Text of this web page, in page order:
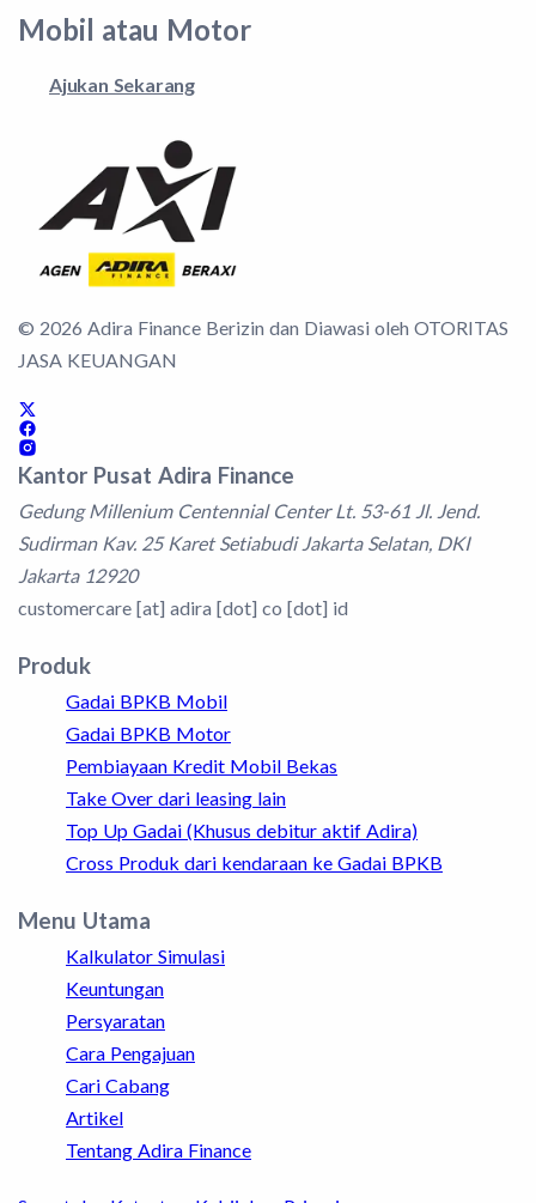
Mobil atau Motor
Ajukan Sekarang
© 2026 Adira Finance Berizin dan Diawasi oleh OTORITAS
JASA KEUANGAN
Kantor Pusat Adira Finance
Gedung Millenium Centennial Center Lt. 53-61 Jl. Jend.
Sudirman Kav. 25 Karet Setiabudi Jakarta Selatan, DKI
Jakarta 12920
customercare [at] adira [dot] co [dot] id
Produk
Gadai BPKB Mobil
Gadai BPKB Motor
Pembiayaan Kredit Mobil Bekas
Take Over dari leasing lain
Top Up Gadai (Khusus debitur aktif Adira)
Cross Produk dari kendaraan ke Gadai BPKB
Menu Utama
Kalkulator Simulasi
Keuntungan
Persyaratan
Cara Pengajuan
Cari Cabang
Artikel
Tentang Adira Finance